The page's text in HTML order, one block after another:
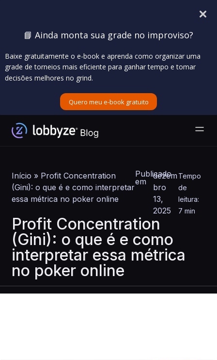
📘 Ainda monta sua grade no improviso?
Baixe gratuitamente o e-book e aprenda como organizar uma
grade de torneios mais eficiente para ganhar tempo e tomar
decisões melhores no grind.
Quero meu e-book gratuito
Início » Profit Concentration
(Gini): o que é e como interpretar
essa métrica no poker online
Publicado
em
dezem
bro
13,
2025
Tempo
de
leitura:
7 min
Profit Concentration
(Gini): o que é e como
interpretar essa métrica
no poker online